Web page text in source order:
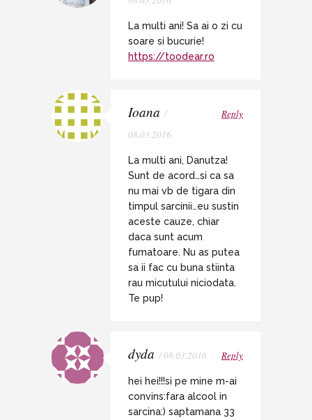
La multi ani! Sa ai o zi cu
soare si bucurie!
https://toodear.ro
Ioana /
08.03.2016
Reply
La multi ani, Danutza!
Sunt de acord…si ca sa
nu mai vb de tigara din
timpul sarcinii…eu sustin
aceste cauze, chiar
daca sunt acum
fumatoare. Nu as putea
sa ii fac cu buna stiinta
rau micutului niciodata.
Te pup!
dyda / 08.03.2016 Reply
hei hei!!!si pe mine m-ai
convins:fara alcool in
sarcina:) saptamana 33